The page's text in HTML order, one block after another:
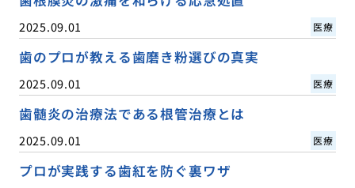
2025.09.01 医療
歯のプロが教える歯磨き粉選びの真実
2025.09.01 医療
歯髄炎の治療法である根管治療とは
2025.09.01 医療
プロが実践する歯紅を防ぐ裏ワザ